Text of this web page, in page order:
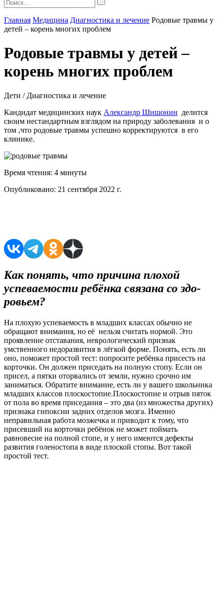
Главная Медицина Диагностика и лечение Родовые травмы у
детей – корень многих проблем
Родовые травмы у детей –
корень многих проблем
Дети / Диагностика и лечение
Кандидат медицинских наук Александр Шишонин делится
своим нестандартным взглядом на природу заболевания и о
том ,что родовые травмы успешно корректируются в его
клинике.
Время чтения: 4 минуты
Опубликовано: 21 сентября 2022 г.
Как понять, что причина плохой
успеваемости ребёнка связана со здо­
ровьем?
На плохую успеваемость в младших классах обычно не
обращают внимания, но её нельзя считать нормой. Это
проявление отставания, неврологический признак
умственного недоразвития в лёгкой форме. Понять, есть ли
оно, поможет простой тест: попросите ребёнка присесть на
корточки. Он должен приседать на полную стопу. Если он
присел, а пятки оторвались от земли, нужно срочно им
заниматься. Обратите внимание, есть ли у вашего школьника
младших классов плос­костопие.Плоскостопие и отрыв пяток
от пола во время приседания – это два (из множества других)
признака гипоксии задних отделов мозга. Именно
неправильная работа мозжечка и приводит к тому, что
присевший на корточки ребёнок не может поймать
равновесие на полной стопе, и у него имеются дефекты
развития голеностопа в виде плоской стопы. Вот такой
простой тест.